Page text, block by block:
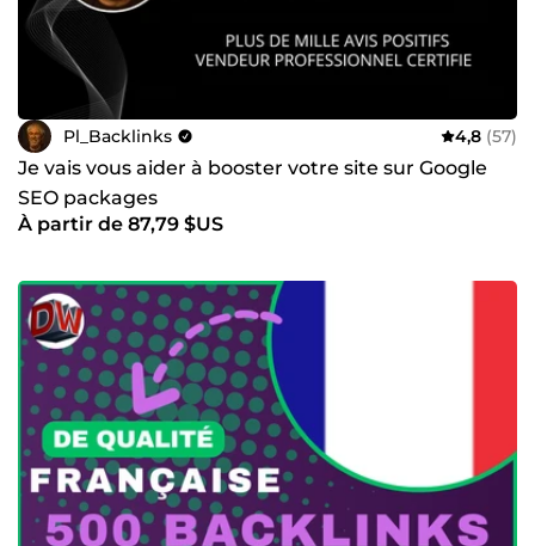
Pl_Backlinks 4,8 (57)
Je vais vous aider à booster votre site sur Google
SEO packages
À partir de 87,79 $US